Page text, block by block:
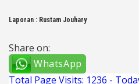
Laporan : Rustam Jouhary
Share on:
WhatsApp
Total Page Visits: 1236 -